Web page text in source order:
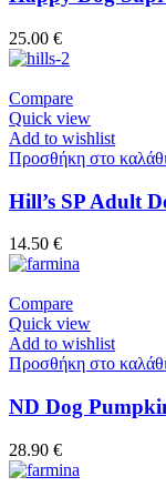
25.00 €
Compare
Quick view
Add to wishlist
Προσθήκη στο καλάθι
Hill’s SP Adult
14.50 €
Compare
Quick view
Add to wishlist
Προσθήκη στο καλάθι
ND Dog
28.90 €